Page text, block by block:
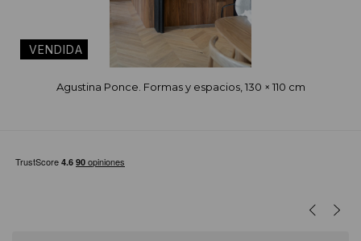
Agustina Ponce. Formas y espacios, 130 × 110 cm